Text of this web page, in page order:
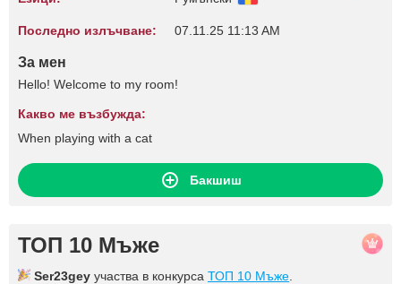
Последно излъчване: 07.11.25 11:13 AM
За мен
Hello! Welcome to my room!
Какво ме възбужда:
When playing with a cat
Бакшиш
ТОП 10 Мъже
Ser23gey участва в конкурса ТОП 10 Мъже